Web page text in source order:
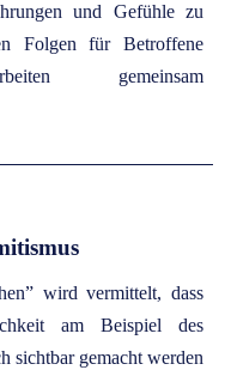
und Gefühle zu
Folgen für Betroffene
gemeinsam
wird vermittelt, dass
am Beispiel des
sichtbar gemacht werden